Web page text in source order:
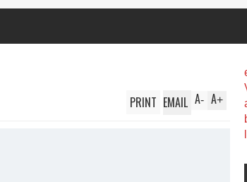
A+
A-
PRINT EMAIL